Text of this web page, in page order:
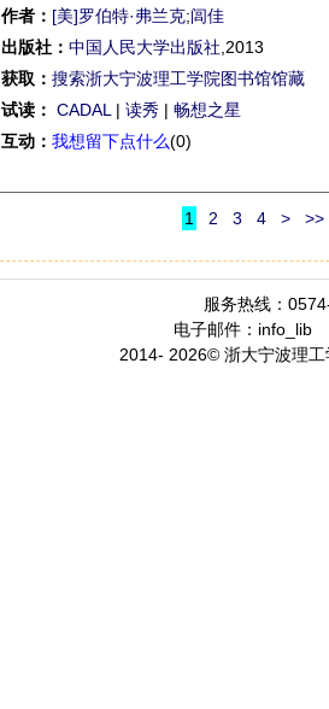
作者： [美]罗伯特·弗兰克;闾佳
出版社： 中国人民大学出版社 ,2013
获取： 搜索浙大宁波理工学院图书馆馆藏
试读： CADAL | 读秀 | 畅想之星
互动： 我想留下点什么(0)
1 2 3 4 > >>
服务热线：
电子邮件：info_lib
2014- 2026© 浙大宁波理工